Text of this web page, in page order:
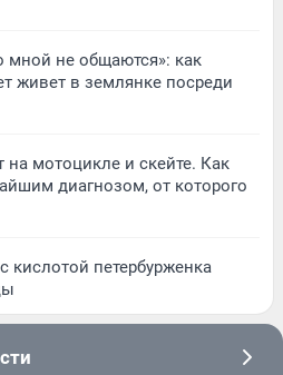
мной не общаются»: как
живет в землянке посреди
на мотоцикле и скейте. Как
диагнозом, от которого
петербурженка